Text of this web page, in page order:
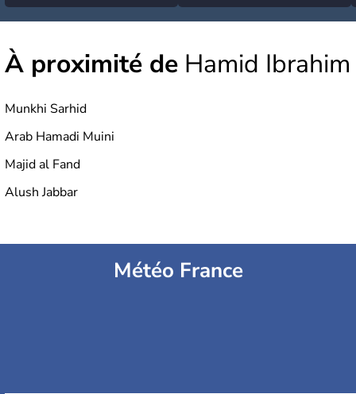
À proximité de Hamid Ibrahim
Munkhi Sarhid
Arab Hamadi Muini
Majid al Fand
Alush Jabbar
Météo France